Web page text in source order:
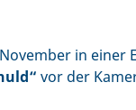
in einer
vor der